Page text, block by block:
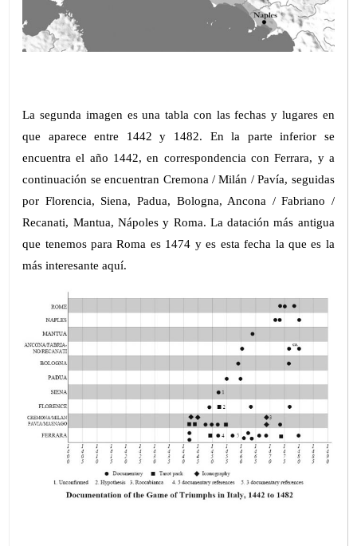
La segunda imagen es una tabla con las fechas y lugares en
que aparece entre 1442 y 1482. En la parte inferior se
encuentra el año 1442, en correspondencia con Ferrara, y a
continuación se encuentran Cremona / Milán / Pavía, seguidas
por Florencia, Siena, Padua, Bologna, Ancona / Fabriano /
Recanati, Mantua, Nápoles y Roma. La datación más antigua
que tenemos para Roma es 1474 y es esta fecha la que es la
más interesante aquí.